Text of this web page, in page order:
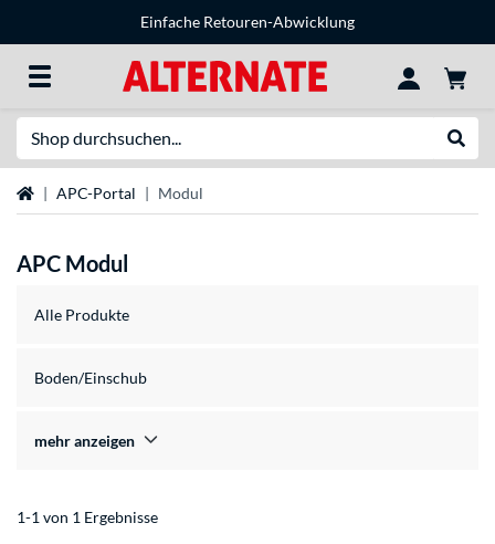
Einfache Retouren-Abwicklung
StartseiteAPC-Portal Modul
APC Modul
Alle Produkte
Boden/Einschub
mehr anzeigen
1-1 von 1 Ergebnisse